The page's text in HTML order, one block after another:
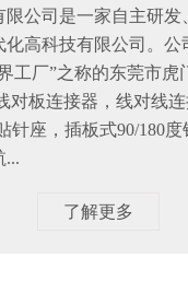
限公司是一家自主研发
高科技有限公司。公
工厂”之称的东莞市虎
对板连接器，线对线
针座，插板式90/180度
...
了解更多